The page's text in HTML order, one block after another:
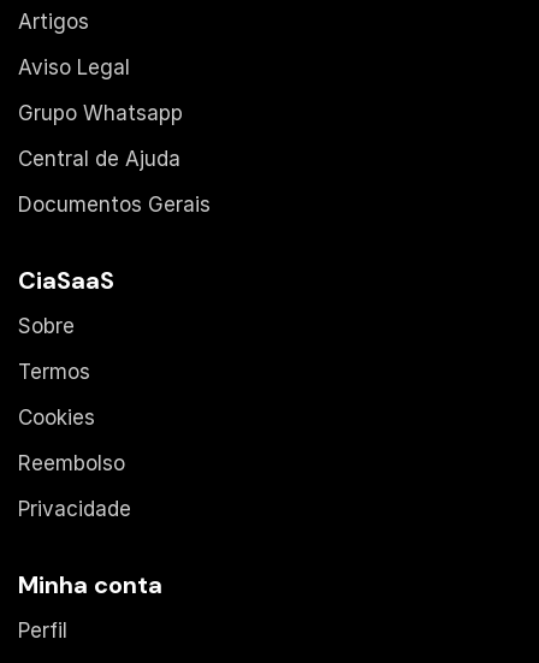
Artigos
Aviso Legal
Grupo Whatsapp
Central de Ajuda
Documentos Gerais
CiaSaaS
Sobre
Termos
Cookies
Reembolso
Privacidade
Minha conta
Perfil